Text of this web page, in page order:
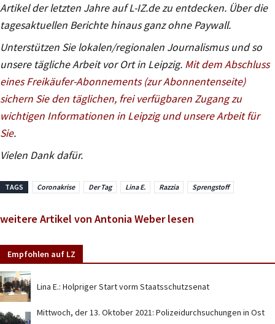
Artikel der letzten Jahre auf L-IZ.de zu entdecken. Über die
tagesaktuellen Berichte hinaus ganz ohne Paywall.
Unterstützen Sie lokalen/regionalen Journalismus und so
unsere tägliche Arbeit vor Ort in Leipzig. Mit dem Abschluss
eines Freikäufer-Abonnements (zur Abonnentenseite)
sichern Sie den täglichen, frei verfügbaren Zugang zu
wichtigen Informationen in Leipzig und unsere Arbeit für
Sie.
Vielen Dank dafür.
TAGS Coronakrise Der Tag Lina E. Razzia Sprengstoff
weitere Artikel von Antonia Weber lesen
Empfohlen auf LZ
Lina E.: Holpriger Start vorm Staatsschutzsenat
Mittwoch, der 13. Oktober 2021: Polizeidurchsuchungen in Ost